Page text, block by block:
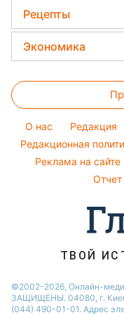
Филипп Киркоров
Елена Зеленская
Женские стрижки
Окрашивание
Новости
Новости
Новости Одессы
Новости
Новости Полтавы
Новости Сум
Новости Львова
Новости Черкассы
Оптические
Народные
Комнатные
Все о сале
Уборка
Авто
Рецепты
Закуски
Салаты
Простые блюда
Легкие десерты
Напитки
Праздничное меню
Экономика
Денежная
Тарифы
Курс валют
O нас Редакция
Редакционная
Реклама на сайте
Отчет
ТВОЙ
©2002-2026, Онлайн-
ЗАЩИЩЕНЫ. 04080, г.
(044) 490-01-01. Адрес